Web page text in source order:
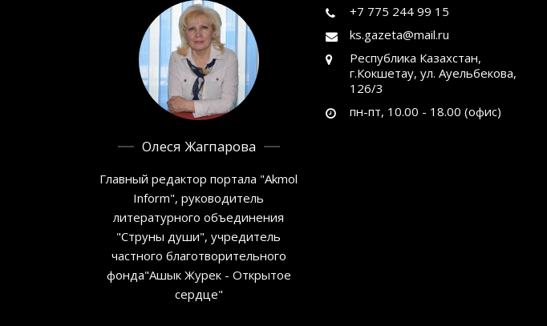
Олеся Жагпарова
Главный редактор портала "Akmol
Inform", руководитель
литературного объединения
"Струны души", учредитель
частного благотворительного
фонда"Ашык Журек - Открытое
сердце"
+7 775 244 99 15
ks.gazeta@mail.ru
Республика Казахстан,
г.Кокшетау, ул. Ауельбекова,
126/3
пн-пт, 10.00 - 18.00 (офис)